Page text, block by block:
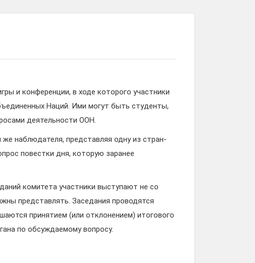
и конференции, в ходе которого участники
Наций. Ими могут быть студенты,
деятельности ООН.
наблюдателя, представляя одну из стран-
повестки дня, которую заранее
комитета участники выступают не со
представлять. Заседания проводятся
принятием (или отклонением) итогового
по обсуждаемому вопросу.